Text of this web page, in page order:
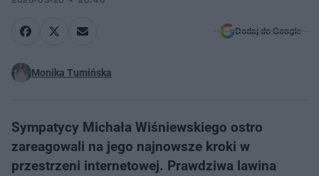
Dodaj do Google
Monika Tumińska
Sympatycy Michała Wiśniewskiego ostro
zareagowali na jego najnowsze kroki w
przestrzeni internetowej. Prawdziwa lawina